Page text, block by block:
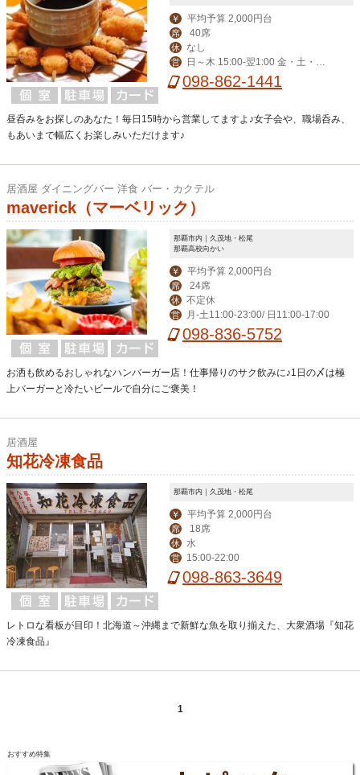
￥ 平均予算 2,000円台
席 40席
休 なし
営
日～木 15:00-翌1:00 金・土・祝
前 15:00-翌3:00
098-862-1441
昼呑みをお探しのあなた！毎日15時から営業してますよ♪女子会や、職場呑み、
もあいまで幅広くお楽しみいただけます♪
居酒屋 ダイニングバー 洋食 バー・カクテル
maverick（マーベリック）
那覇市内｜久茂地・松尾
那覇高校向かい
￥ 平均予算 2,000円台
席 24席
休 不定休
営 月-土11:00-23:00/ 日11:00-17:00
098-836-5752
お洒も飲めるおしゃれなハンバーガー店！仕事帰りのサク飲みに♪1日の〆は極
上バーガーと冷たいビールで自分にご褒美！
居酒屋
知花冷凍食品
那覇市内｜久茂地・松尾
￥ 平均予算 2,000円台
席 18席
休 水
営 15:00-22:00
098-863-3649
レトロな看板が目印！北海道～沖縄まで新鮮な魚を取り揃えた、大衆酒場『知花
冷凍食品』
1
おすすめ特集